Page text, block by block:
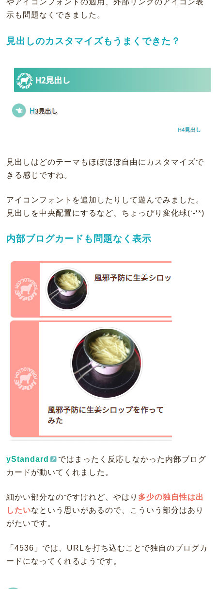
やアイコンフォントの適用、外部リンクのアイコン表
示も問題なくできました。
見出しのカスタマイズもうまくできた？
見出しはどのテーマもほぼほぼ自由にカスタマイズで
きる感じですね。
アイコンフォントを追加したりして遊んでみました。
見出しを中央配置にするなど、ちょっぴり変化球(‘-‘*)
内部ブログカードも問題なく表示
yStandard
ではまったく反応しなかった内部ブログ
カードが動いてくれました。
細かい部分なのですけれど、やはり 多少の独自性は出
したいなという思いがあるので、こういう部分はあり
がたいです。
「4536」では、URLを打ち込むことで独自のブログカ
ードになってくれるようです。